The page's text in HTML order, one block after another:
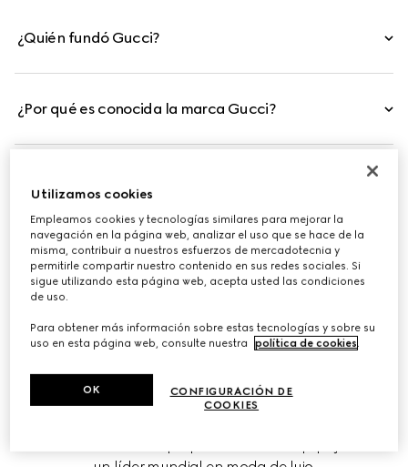
¿Quién fundó Gucci?
¿Por qué es conocida la marca Gucci?
LA CRONOLOGÍA DE
GUCCI
La historia de la Firma, que abarca más de un siglo,
revela una visión en continua evolución. Cada década
Utilizamos cookies
Empleamos cookies y tecnologías similares para mejorar la
navegación en la página web, analizar el uso que se hace de la
misma, contribuir a nuestros esfuerzos de mercadotecnia y
permitirle compartir nuestro contenido en sus redes sociales. Si
sigue utilizando esta página web, acepta usted las condiciones
de uso.
Para obtener más información sobre estas tecnologías y sobre su
uso en esta página web, consulte nuestra
política de cookies.
CONFIGURACIÓN DE
COOKIES
OK